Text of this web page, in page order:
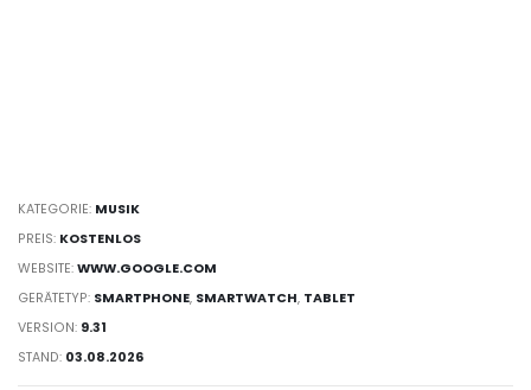
KATEGORIE: MUSIK
PREIS: KOSTENLOS
WEBSITE:WWW.GOOGLE.COM
GERÄTETYP: SMARTPHONE, SMARTWATCH, TABLET
VERSION: 9.31
STAND: 03.08.2026